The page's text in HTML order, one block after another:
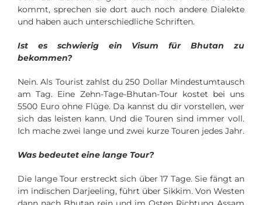
kommt, sprechen sie dort auch noch andere Dialekte
und haben auch unterschiedliche Schriften.
Ist es schwierig ein Visum für Bhutan zu
bekommen?
Nein. Als Tourist zahlst du 250 Dollar Mindestumtausch
am Tag. Eine Zehn-Tage-Bhutan-Tour kostet bei uns
5500 Euro ohne Flüge. Da kannst du dir vorstellen, wer
sich das leisten kann. Und die Touren sind immer voll.
Ich mache zwei lange und zwei kurze Touren jedes Jahr.
Was bedeutet eine lange Tour?
Die lange Tour erstreckt sich über 17 Tage. Sie fängt an
im indischen Darjeeling, führt über Sikkim. Von Westen